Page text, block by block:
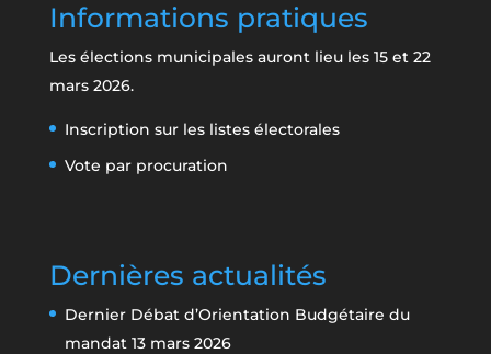
Informations pratiques
Les élections municipales auront lieu les 15 et 22
mars 2026.
Inscription sur les listes électorales
Vote par procuration
Dernières actualités
Dernier Débat d’Orientation Budgétaire du
mandat 13 mars 2026